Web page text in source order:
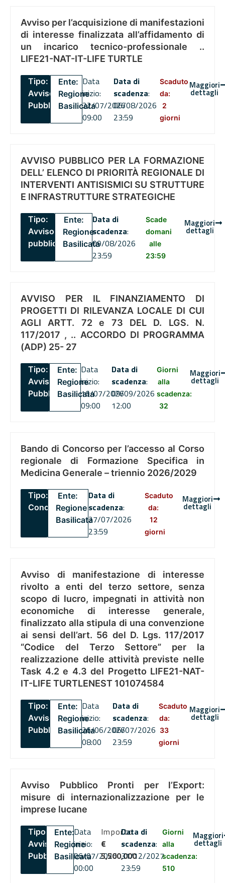
Avviso per l’acquisizione di manifestazioni
di interesse finalizzata all’affidamento di
un incarico tecnico-professionale ..
LIFE21-NAT-IT-LIFE TURTLE
Tipo:
Avviso
Pubblico
Ente:
Regione
Basilicata
Data
inizio:
22/07/2026
09:00
Data di
scadenza:
06/08/2026
23:59
Scaduto
da:
2
giorni
Maggiori
dettagli
AVVISO PUBBLICO PER LA FORMAZIONE
DELL’ ELENCO DI PRIORITÀ REGIONALE DI
INTERVENTI ANTISISMICI SU STRUTTURE
E INFRASTRUTTURE STRATEGICHE
Tipo:
Avviso
pubblico
Ente:
Regione
Basilicata
Data di
scadenza:
09/08/2026
23:59
Scade
domani
alle
23:59
Maggiori
dettagli
AVVISO PER IL FINANZIAMENTO DI
PROGETTI DI RILEVANZA LOCALE DI CUI
AGLI ARTT. 72 e 73 DEL D. LGS. N.
117/2017 , .. ACCORDO DI PROGRAMMA
(ADP) 25- 27
Tipo:
Avviso
Pubblico
Ente:
Regione
Basilicata
Data
inizio:
16/07/2026
09:00
Data di
scadenza:
09/09/2026
12:00
Giorni
alla
scadenza:
32
Maggiori
dettagli
Bando di Concorso per l’accesso al Corso
regionale di Formazione Specifica in
Medicina Generale – triennio 2026/2029
Tipo:
Concorsi
Ente:
Regione
Basilicata
Data di
scadenza:
27/07/2026
23:59
Scaduto
da:
12
giorni
Maggiori
dettagli
Avviso di manifestazione di interesse
rivolto a enti del terzo settore, senza
scopo di lucro, impegnati in attività non
economiche di interesse generale,
finalizzato alla stipula di una convenzione
ai sensi dell’art. 56 del D. Lgs. 117/2017
“Codice del Terzo Settore” per la
realizzazione delle attività previste nelle
Task 4.2 e 4.3 del Progetto LIFE21-NAT-
IT-LIFE TURTLENEST 101074584
Tipo:
Avviso
Pubblico
Ente:
Regione
Basilicata
Data
inizio:
26/06/2026
08:00
Data di
scadenza:
06/07/2026
23:59
Scaduto
da:
33
giorni
Maggiori
dettagli
Avviso Pubblico Pronti per l’Export:
misure di internazionalizzazione per le
imprese lucane
Tipo:
Avviso
Pubblico
Ente:
Regione
Basilicata
Data
inizio:
06/07/2026
00:00
Importo
€
5,500,000
Data di
scadenza:
31/12/2027
23:59
Giorni
alla
scadenza:
510
Maggiori
dettagli